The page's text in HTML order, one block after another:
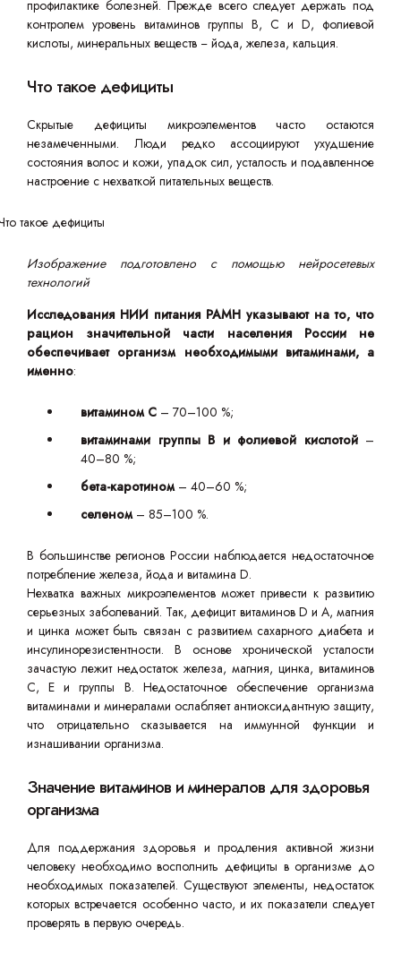
профилактике болезней. Прежде всего следует держать под
контролем уровень витаминов группы В, С и D, фолиевой
кислоты, минеральных веществ − йода, железа, кальция.
Что такое дефициты
Скрытые дефициты микроэлементов часто остаются
незамеченными. Люди редко ассоциируют ухудшение
состояния волос и кожи, упадок сил, усталость и подавленное
настроение с нехваткой питательных веществ.
Изображение подготовлено с помощью нейросетевых
технологий
Исследования НИИ питания РАМН указывают на то, что
рацион значительной части населения России не
обеспечивает организм необходимыми витаминами, а
именно:
витамином С – 70–100 %;
витаминами группы В и фолиевой кислотой–
40–80 %;
бета-каротином– 40–60 %;
селеном– 85–100 %.
В большинстве регионов России наблюдается недостаточное
потребление железа, йода и витамина D.
Нехватка важных микроэлементов может привести к развитию
серьезных заболеваний. Так, дефицит витаминов D и A, магния
и цинка может быть связан с развитием сахарного диабета и
инсулинорезистентности. В основе хронической усталости
зачастую лежит недостаток железа, магния, цинка, витаминов
C, E и группы B. Недостаточное обеспечение организма
витаминами и минералами ослабляет антиоксидантную защиту,
что отрицательно сказывается на иммунной функции и
изнашивании организма.
Значение витаминов и минералов для здоровья
организма
Для поддержания здоровья и продления активной жизни
человеку необходимо восполнить дефициты в организме до
необходимых показателей. Существуют элементы, недостаток
которых встречается особенно часто, и их показатели следует
проверять в первую очередь.